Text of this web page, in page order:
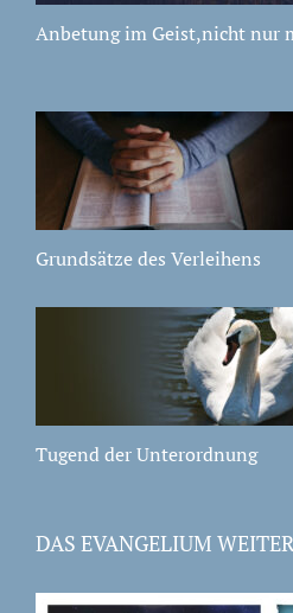
Anbetung im Geist,nicht nur
Grundsätze des Verleihens
Tugend der Unterordnung
DAS EVANGELIUM